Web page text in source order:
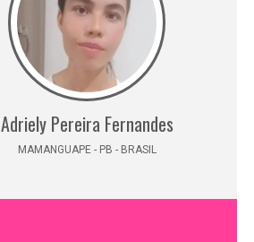
Adriely Pereira Fernandes
MAMANGUAPE - PB - BRASIL